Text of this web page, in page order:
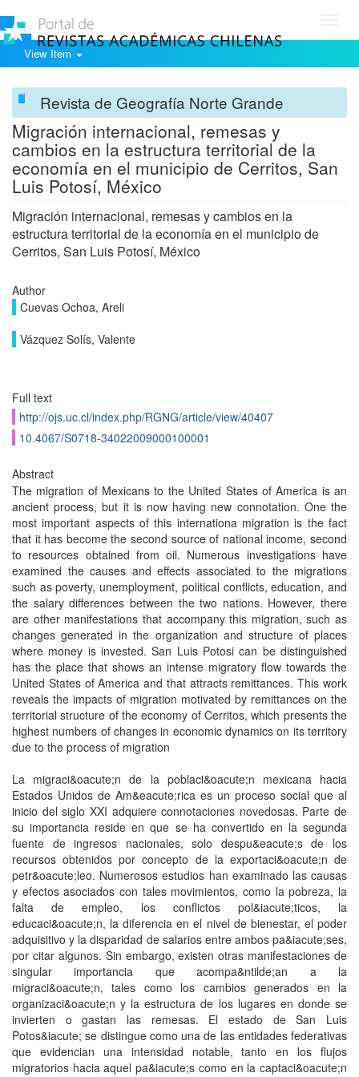
View Item
Revista de Geografía Norte Grande
Migración internacional, remesas y
cambios en la estructura territorial de la
economía en el municipio de Cerritos, San
Luis Potosí, México
Migración internacional, remesas y cambios en la
estructura territorial de la economía en el municipio de
Cerritos, San Luis Potosí, México
Author
Cuevas Ochoa, Areli
Vázquez Solís, Valente
Full text
http://ojs.uc.cl/index.php/RGNG/article/view/40407
10.4067/S0718-34022009000100001
Abstract
The migration of Mexicans to the United States of America is an
ancient process, but it is now having new connotation. One the
most important aspects of this internationa migration is the fact
that it has become the second source of national income, second
to resources obtained from oil. Numerous investigations have
examined the causes and effects associated to the migrations
such as poverty, unemployment, political conflicts, education, and
the salary differences between the two nations. However, there
are other manifestations that accompany this migration, such as
changes generated in the organization and structure of places
where money is invested. San Luis Potosi can be distinguished
has the place that shows an intense migratory flow towards the
United States of America and that attracts remittances. This work
reveals the impacts of migration motivated by remittances on the
territorial structure of the economy of Cerritos, which presents the
highest numbers of changes in economic dynamics on its territory
due to the process of migration
La migraci&oacute;n de la poblaci&oacute;n mexicana hacia
Estados Unidos de Am&eacute;rica es un proceso social que al
inicio del siglo XXI adquiere connotaciones novedosas. Parte de
su importancia reside en que se ha convertido en la segunda
fuente de ingresos nacionales, solo despu&eacute;s de los
recursos obtenidos por concepto de la exportaci&oacute;n de
petr&oacute;leo. Numerosos estudios han examinado las causas
y efectos asociados con tales movimientos, como la pobreza, la
falta de empleo, los conflictos pol&iacute;ticos, la
educaci&oacute;n, la diferencia en el nivel de bienestar, el poder
adquisitivo y la disparidad de salarios entre ambos pa&iacute;ses,
por citar algunos. Sin embargo, existen otras manifestaciones de
singular importancia que acompa&ntilde;an a la
migraci&oacute;n, tales como los cambios generados en la
organizaci&oacute;n y la estructura de los lugares en donde se
invierten o gastan las remesas. El estado de San Luis
Potos&iacute; se distingue como una de las entidades federativas
que evidencian una intensidad notable, tanto en los flujos
migratorios hacia aquel pa&iacute;s como en la captaci&oacute;n